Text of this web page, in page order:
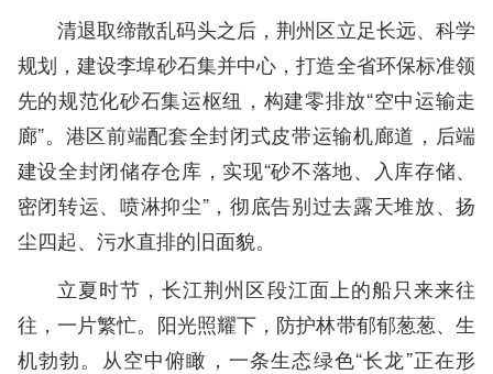
清退取缔散乱码头之后，荆州区立足长远、科学
规划，建设李埠砂石集并中心，打造全省环保标准领
先的规范化砂石集运枢纽，构建零排放“空中运输走
廊”。港区前端配套全封闭式皮带运输机廊道，后端
建设全封闭储存仓库，实现“砂不落地、入库存储、
密闭转运、喷淋抑尘”，彻底告别过去露天堆放、扬
尘四起、污水直排的旧面貌。
立夏时节，长江荆州区段江面上的船只来来往
往，一片繁忙。阳光照耀下，防护林带郁郁葱葱、生
机勃勃。从空中俯瞰，一条生态绿色“长龙”正在形